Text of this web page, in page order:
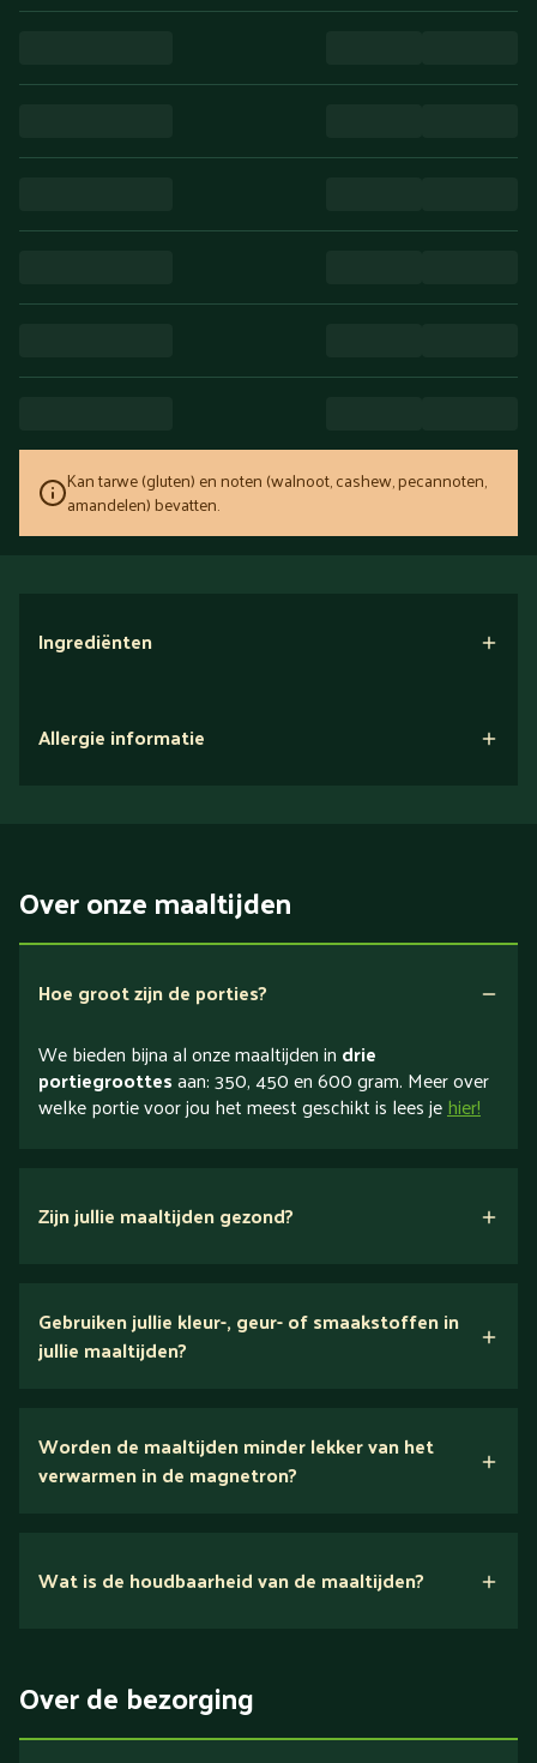
Kan tarwe (gluten) en noten (walnoot, cashew, pecannoten,
amandelen) bevatten.
Ingrediënten
Allergie informatie
Over onze maaltijden
Hoe groot zijn de porties?
We bieden bijna al onze maaltijden in drie
portiegroottesaan: 350, 450 en 600 gram. Meer over
welke portie voor jou het meest geschikt is lees jehier!
Zijn jullie maaltijden gezond?
voedingsexperts
Verlaagd in koolhydraten
Verlaagd in zout
Gebruiken jullie kleur-, geur- of smaakstoffen in
jullie maaltijden?
Worden de maaltijden minder lekker van het
verwarmen in de magnetron?
Wat is de houdbaarheid van de maaltijden?
Over de bezorging